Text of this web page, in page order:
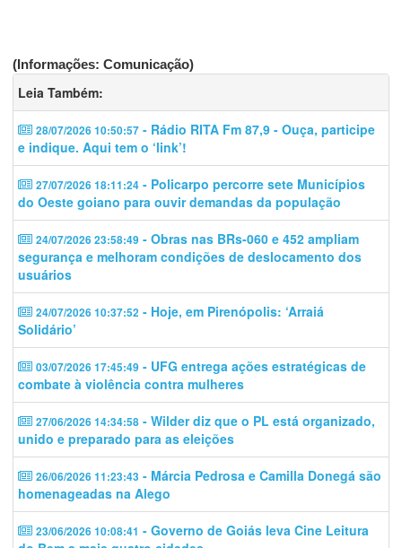
(Informações: Comunicação)
Leia Também:
28/07/2026 10:50:57 - Rádio RITA Fm 87,9 - Ouça, participe
e indique. Aqui tem o ‘link’!
27/07/2026 18:11:24 - Policarpo percorre sete Municípios
do Oeste goiano para ouvir demandas da população
24/07/2026 23:58:49 - Obras nas BRs-060 e 452 ampliam
segurança e melhoram condições de deslocamento dos
usuários
24/07/2026 10:37:52 - Hoje, em Pirenópolis: ‘Arraiá
Solidário’
03/07/2026 17:45:49 - UFG entrega ações estratégicas de
combate à violência contra mulheres
27/06/2026 14:34:58 - Wilder diz que o PL está organizado,
unido e preparado para as eleições
26/06/2026 11:23:43 - Márcia Pedrosa e Camilla Donegá são
homenageadas na Alego
23/06/2026 10:08:41 - Governo de Goiás leva Cine Leitura